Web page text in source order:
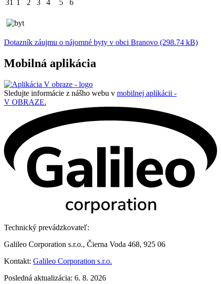
31 1 2 3 4 5 6
Dotazník záujmu o nájomné byty v obci Branovo (298.74 kB)
Mobilná aplikácia
Sledujte informácie z nášho webu v mobilnej aplikácii -
V OBRAZE.
Technický prevádzkovateľ:
Galileo Corporation s.r.o., Čierna Voda 468, 925 06
Kontakt: Galileo Corporation s.r.o.
Posledná aktualizácia: 6. 8. 2026